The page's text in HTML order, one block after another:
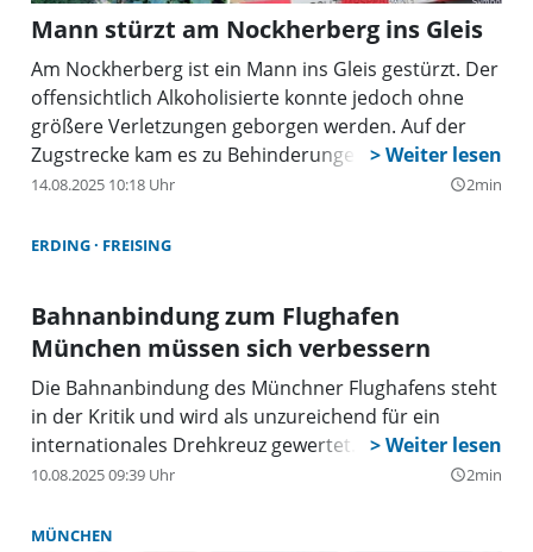
Mann stürzt am Nockherberg ins Gleis
Am Nockherberg ist ein Mann ins Gleis gestürzt. Der
offensichtlich Alkoholisierte konnte jedoch ohne
größere Verletzungen geborgen werden. Auf der
Zugstrecke kam es zu Behinderungen.
14.08.2025 10:18 Uhr query_builder2min
ERDING FREISING
Bahnanbindung zum Flughafen
München müssen sich verbessern
Die Bahnanbindung des Münchner Flughafens steht
in der Kritik und wird als unzureichend für ein
internationales Drehkreuz gewertet.
10.08.2025 09:39 Uhr query_builder2min
MÜNCHEN